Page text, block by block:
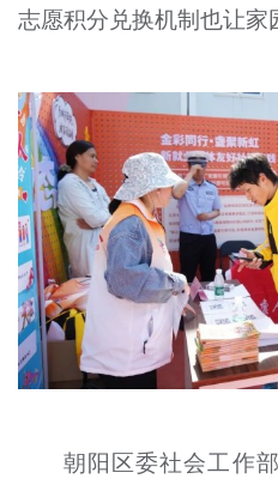
志愿积分兑换机制也让家
朝阳区委社会工作